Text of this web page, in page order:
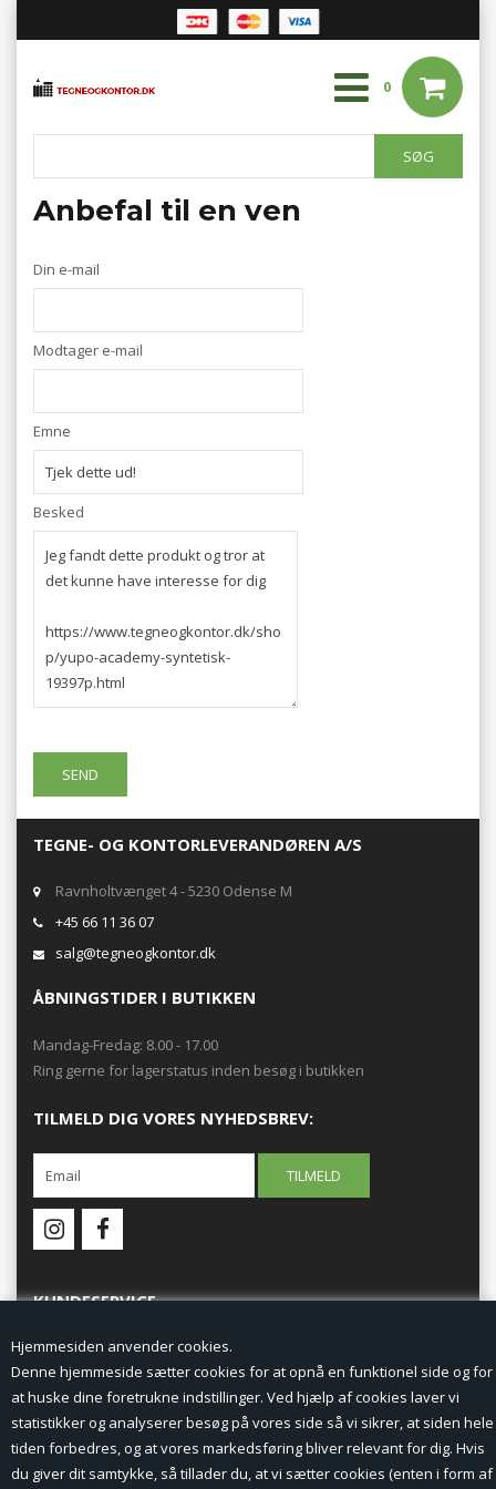
Hjemmesiden anvender cookies.
Denne hjemmeside sætter cookies for at opnå en funktionel side og for
at huske dine foretrukne indstillinger. Ved hjælp af cookies laver vi
statistikker og analyserer besøg på vores side så vi sikrer, at siden hele
tiden forbedres, og at vores markedsføring bliver relevant for dig. Hvis
du giver dit samtykke, så tillader du, at vi sætter cookies (enten i form af
0
Anbefal til en ven
Din e-mail
Modtager e-mail
Emne
Besked
TEGNE- OG KONTORLEVERANDØREN A/S
Ravnholtvænget 4 - 5230 Odense M
+45 66 11 36 07
salg@tegneogkontor.dk
ÅBNINGSTIDER I BUTIKKEN
Mandag-Fredag: 8.00 - 17.00
Ring gerne for lagerstatus inden besøg i butikken
TILMELD DIG VORES NYHEDSBREV:
KUNDESERVICE
Forside
Min Konto
Nyheder